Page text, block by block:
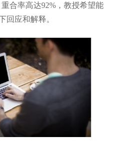
合率高达92%，教授希望能
回应和解释。